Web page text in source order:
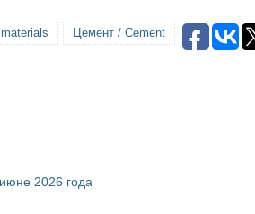
Цемент / Cement
2026 года